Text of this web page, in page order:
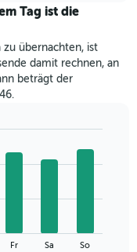
Tag ist die
zu übernachten, ist
damit rechnen, an
beträgt der
Fr Sa So